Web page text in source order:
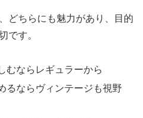
どちらにも魅力があり、目的
です。
むならレギュラーから
るならヴィンテージも視野